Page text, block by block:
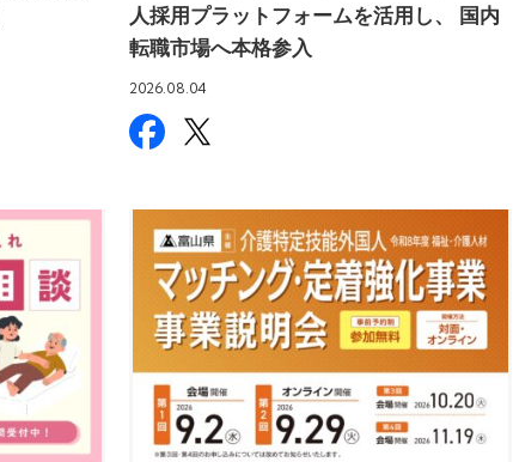
人採用プラットフォームを活用し、 国内
転職市場へ本格参入
2026.08.04